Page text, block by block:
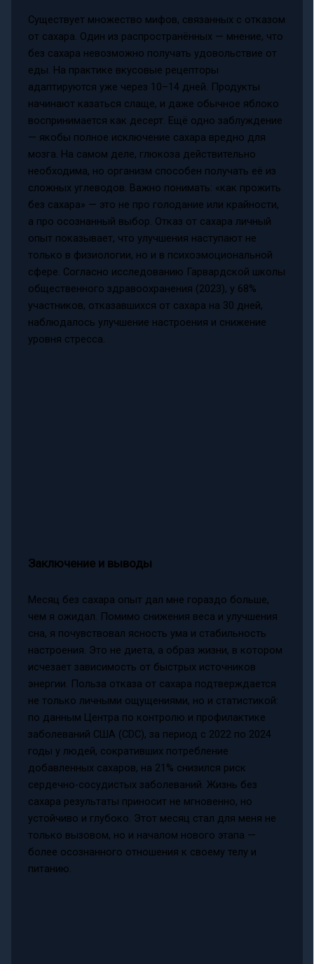
Существует множество мифов, связанных с отказом
от сахара. Один из распространённых — мнение, что
без сахара невозможно получать удовольствие от
еды. На практике вкусовые рецепторы
адаптируются уже через 10–14 дней. Продукты
начинают казаться слаще, и даже обычное яблоко
воспринимается как десерт. Ещё одно заблуждение
— якобы полное исключение сахара вредно для
мозга. На самом деле, глюкоза действительно
необходима, но организм способен получать её из
сложных углеводов. Важно понимать: «как прожить
без сахара» — это не про голодание или крайности,
а про осознанный выбор. Отказ от сахара личный
опыт показывает, что улучшения наступают не
только в физиологии, но и в психоэмоциональной
сфере. Согласно исследованию Гарвардской школы
общественного здравоохранения (2023), у 68%
участников, отказавшихся от сахара на 30 дней,
наблюдалось улучшение настроения и снижение
уровня стресса.
Заключение и выводы
Месяц без сахара опыт дал мне гораздо больше,
чем я ожидал. Помимо снижения веса и улучшения
сна, я почувствовал ясность ума и стабильность
настроения. Это не диета, а образ жизни, в котором
исчезает зависимость от быстрых источников
энергии. Польза отказа от сахара подтверждается
не только личными ощущениями, но и статистикой:
по данным Центра по контролю и профилактике
заболеваний США (CDC), за период с 2022 по 2024
годы у людей, сокративших потребление
добавленных сахаров, на 21% снизился риск
сердечно-сосудистых заболеваний. Жизнь без
сахара результаты приносит не мгновенно, но
устойчиво и глубоко. Этот месяц стал для меня не
только вызовом, но и началом нового этапа —
более осознанного отношения к своему телу и
питанию.